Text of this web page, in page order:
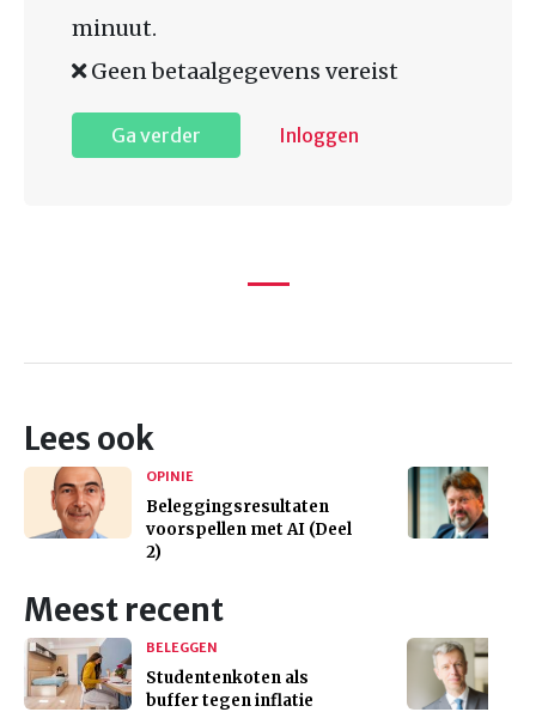
minuut.
Geen betaalgegevens vereist
Ga verder Inloggen
Lees ook
OPINIE
Beleggingsresultaten
voorspellen met AI (Deel
2)
Meest recent
BELEGGEN
Studentenkoten als
buffer tegen inflatie